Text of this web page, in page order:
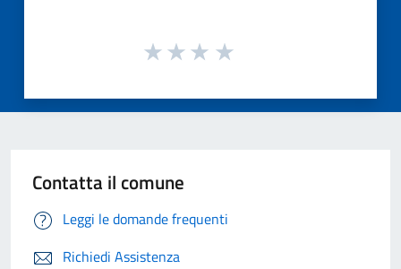
Contatta il comune
Leggi le domande frequenti
Richiedi Assistenza